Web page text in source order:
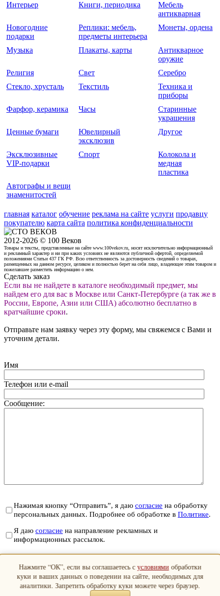
Интерьер
Книги, периодика
Мебель
антикварная
Новогодние
подарки
Реплики: мебель,
предметы интерьера
Монеты, ордена
Музыка Плакаты, карты
Антикварное
оружие
Религия
Свет
Серебро
Стекло, хрусталь
Текстиль
Техника и
приборы
Фарфор, керамика
Часы
Старинные
украшения
Ценные бумаги
Ювелирный
эксклюзив
Другое
Эксклюзивные
VIP-подарки
Спорт
Колокола и
медная
пластика
Автографы и вещи
знаменитостей
главная каталог обучение реклама на сайте услуги продавцу
покупателю карта сайта политика конфиденциальности
2012-2026 © 100 Веков
Товары и тексты, представленные на сайте www.100vekov.ru, носят исключительно информационный
и рекламный характер и ни при каких условиях не являются публичной офертой, определяемой
положениями Статьи 437 ГК РФ. Всю ответственность за достоверность сведений о товарах,
размещенных на данном ресурсе, целиком и полностью берет на себя лицо, владеющее этим товаром и
пожелавшее разместить информацию о нем.
Сделать заказ
Если вы не найдете в каталоге необходимый предмет, мы
найдем его для вас в Москве или Санкт-Петербурге (а так же в
России, Европе, Азии или США) абсолютно бесплатно в
кратчайшие сроки.
Отправьте нам заявку через эту форму, мы свяжемся с Вами и
уточним детали.
Имя
Телефон или e-mail
Сообщение:
Нажимая кнопку “Отправить”, я даю согласие на обработку
персональных данных. Подробнее об обработке в Политике.
Я даю согласие на направление рекламных и
информационных рассылок.
Отправить
Закрыть
Нажмите “ОК”, если вы соглашаетесь сусловиями обработки
куки и ваших данных о поведении на сайте, необходимых для
аналитики. Запретить обработку куки можете через браузер.